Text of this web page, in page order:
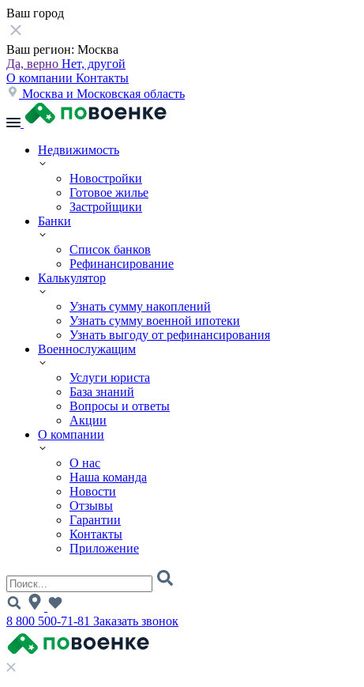
Ваш город
Ваш регион: Москва
Да, верно Нет, другой
О компании Контакты
Москва и Московская область
Недвижимость
Новостройки
Готовое жилье
Застройщики
Банки
Список банков
Рефинансирование
Калькулятор
Узнать сумму накоплений
Узнать сумму военной ипотеки
Узнать выгоду от рефинансирования
Военнослужащим
Услуги юриста
База знаний
Вопросы и ответы
Акции
О компании
О нас
Наша команда
Новости
Отзывы
Гарантии
Контакты
Приложение
8 800 500-71-81 Заказать звонок